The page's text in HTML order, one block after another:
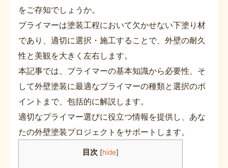
をご存知でしょうか。
プライマーは塗装工程において欠かせない下塗り材
であり、適切に選択・施工することで、外壁の耐久
性と美観を大きく左右します。
本記事では、プライマーの基本知識から必要性、そ
して外壁塗装に最適なプライマーの種類と選択のポ
イントまで、包括的に解説します。
適切なプライマー選びに役立つ情報を提供し、あな
たの外壁塗装プロジェクトをサポートします。
目次 [hide]